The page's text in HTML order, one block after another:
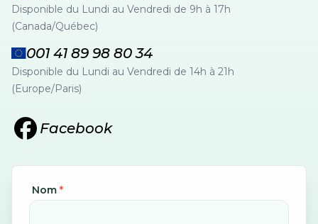
Disponible du Lundi au Vendredi de 9h à 17h
(Canada/Québec)
001 41 89 98 80 34
Disponible du Lundi au Vendredi de 14h à 21h
(Europe/Paris)
Facebook
Nom *